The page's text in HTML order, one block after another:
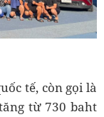
tế, còn gọi là
tăng từ 730 baht